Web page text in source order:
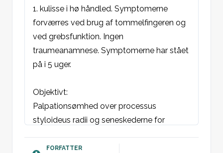
1. kulisse i hø håndled. Symptomerne
forværres ved brug af tommelfingeren og
ved grebsfunktion. Ingen
traumeanamnese. Symptomerne har stået
på i 5 uger.
Objektivt:
Palpationsømhed over processus
styloideus radii og seneskederne for
pollicis brevis.
FORFATTER